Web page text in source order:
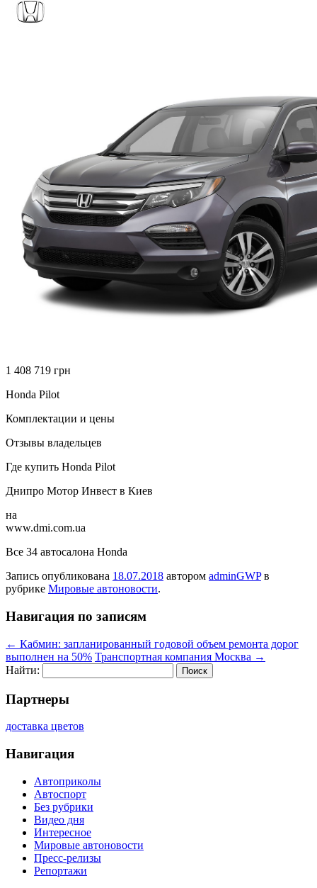
1 408 719 грн
Honda Pilot
Комплектации и цены
Отзывы владельцев
Где купить Honda Pilot
Днипро Мотор Инвест в Киев
на
www.dmi.com.ua
Все 34 автосалона Honda
Запись опубликована 18.07.2018 автором adminGWPв
рубрике Мировые автоновости.
Навигация по записям
← Кабмин: запланированный годовой объем ремонта дорог
выполнен на 50% Транспортная компания Москва →
Найти:
Партнеры
доставка цветов
Навигация
Автоприколы
Автоспорт
Без рубрики
Видео дня
Интересное
Мировые автоновости
Пресс-релизы
Репортажи